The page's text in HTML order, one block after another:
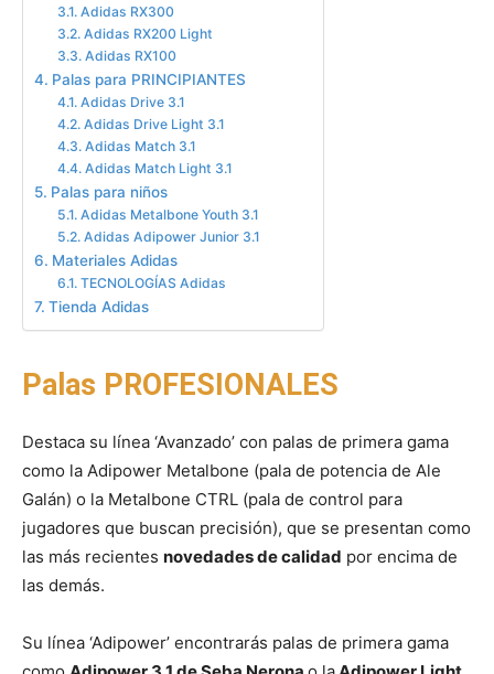
Adidas RX300
Adidas RX200 Light
Adidas RX100
Palas para PRINCIPIANTES
Adidas Drive 3.1
Adidas Drive Light 3.1
Adidas Match 3.1
Adidas Match Light 3.1
Palas para niños
Adidas Metalbone Youth 3.1
Adidas Adipower Junior 3.1
Materiales Adidas
TECNOLOGÍAS Adidas
Tienda Adidas
Palas PROFESIONALES
Destaca su línea ‘Avanzado’ con palas de primera gama
como la Adipower Metalbone (pala de potencia de Ale
Galán) o la Metalbone CTRL (pala de control para
jugadores que buscan precisión), que se presentan como
las más recientes novedades de calidad por encima de
las demás.
Su línea ‘Adipower’ encontrarás palas de primera gama